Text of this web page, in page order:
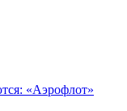
«Аэрофлот»